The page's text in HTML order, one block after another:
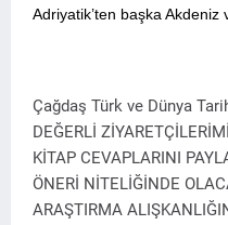
Adriyatik’ten başka Akdeniz
Çağdaş Türk ve Dünya
DEĞERLİ
KİTAP CEVAPLARINI
ÖNERİ NİTELİĞİNDE
ARAŞTIRMA